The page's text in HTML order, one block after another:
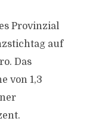
Provinzial
auf
Das
von 1,3